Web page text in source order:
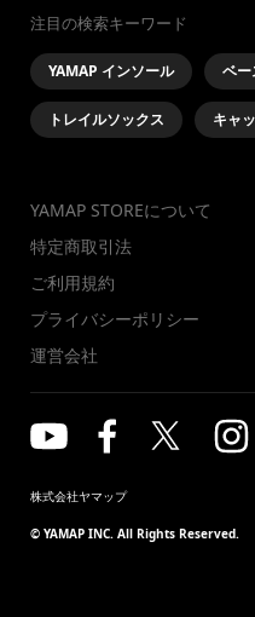
注目の検索キーワード
YAMAP インソール ベー
トレイルソックス キャ
YAMAP STOREについて
特定商取引法
ご利用規約
プライバシーポリシー
運営会社
株式会社ヤマップ
© YAMAP INC. All Rights Reserved.